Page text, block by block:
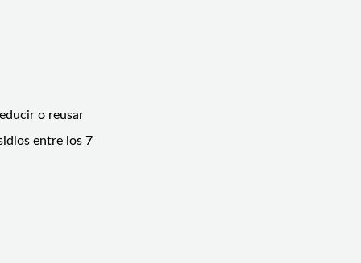
o reusar
entre los 7